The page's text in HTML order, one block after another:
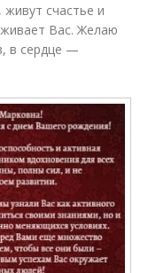
счастье и
Вас. Желаю
в сердце —